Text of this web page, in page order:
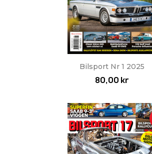
Bilsport Nr 1 2025
80,00 kr